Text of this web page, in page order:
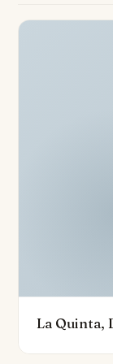
– sowie einer
einer
kann.
La Quinta,